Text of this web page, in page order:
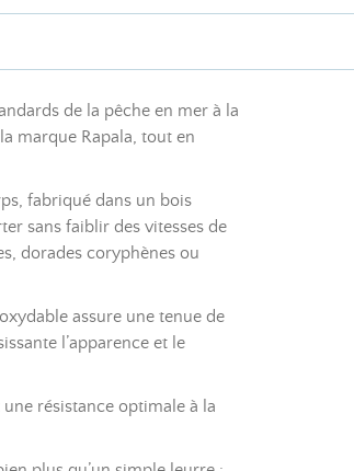
de la pêche en mer à la
marque Rapala, tout en
fabriqué dans un bois
sans faiblir des vitesses de
dorades coryphènes ou
assure une tenue de
l’apparence et le
résistance optimale à la